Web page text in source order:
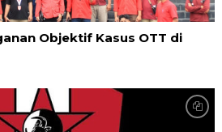
Objektif Kasus OTT di